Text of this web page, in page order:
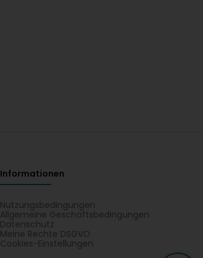
Informationen
Nutzungsbedingungen
Allgemeine Geschäftsbedingungen
Datenschutz
Meine Rechte DSGVO
Cookies-Einstellungen